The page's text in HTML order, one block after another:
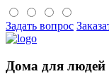
Задать вопрос
Дома для